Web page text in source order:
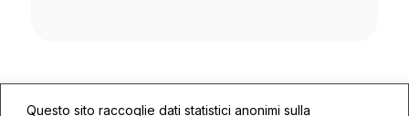
Questo sito raccoglie dati statistici anonimi sulla